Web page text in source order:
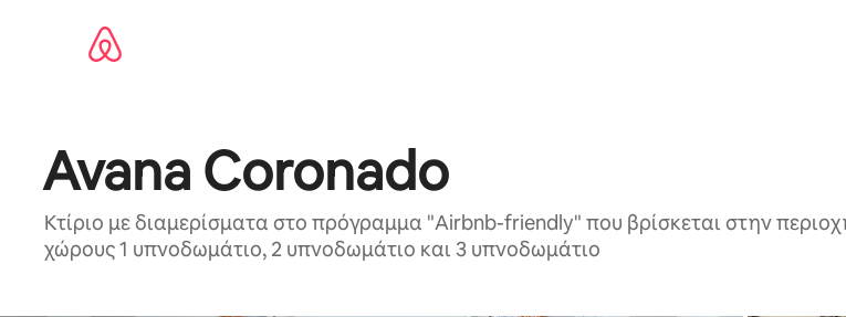
περιεχόμενο
Avana Coronado
Κτίριο με διαμερίσματα στο πρόγραμμα "Airbnb-friendly" που βρίσκεται στην
χώρους 1 υπνοδωμάτιο, 2 υπνοδωμάτιο και 3 υπνοδωμάτιο